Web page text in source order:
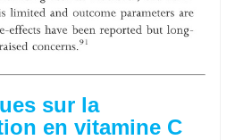
sur la
en vitamine C